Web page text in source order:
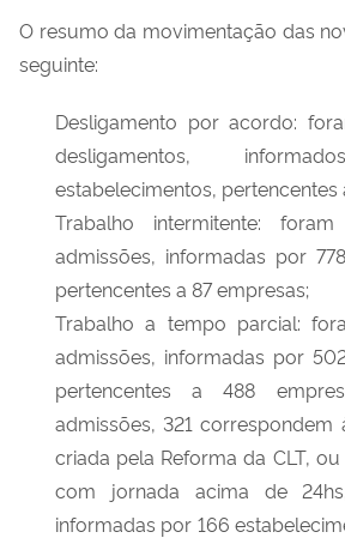
O resumo da movimentação das
seguinte:
Desligamento por acordo:
desligamentos,
estabelecimentos, pertencentes
Trabalho intermitente:
admissões, informadas por
pertencentes a 87 empresas;
Trabalho a tempo parcial:
admissões, informadas por
pertencentes a 488
admissões, 321
criada pela Reforma da CLT,
com jornada acima de
informadas por 166